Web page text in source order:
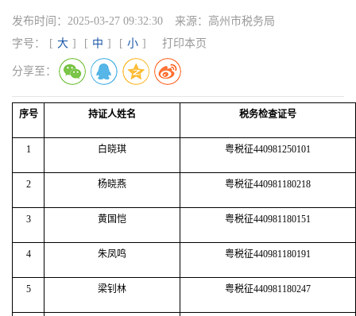
发布时间： 2025-03-27 09:32:30 来源： 高州市税务局
字号：
[ 大 ] [ 中 ] [ 小 ] 打印本页
分享至：
序号 持证人姓名 税务检查证号
1 白晓琪 粤税征440981250101
2 杨晓燕 粤税征440981180218
3 黄国恺 粤税征440981180151
4 朱凤鸣 粤税征440981180191
5 梁钊林 粤税征440981180247